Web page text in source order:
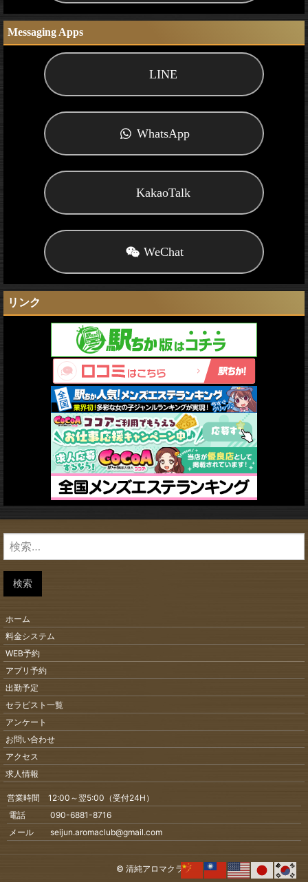
Messaging Apps
LINE
WhatsApp
KakaoTalk
WeChat
リンク
検
索:
検索
ホーム
料金システム
WEB予約
アプリ予約
出勤予定
セラピスト一覧
アンケート
お問い合わせ
アクセス
求人情報
営業時間 12:00～翌5:00（受付24H）
電話 090-6881-8716
メール seijun.aromaclub@gmail.com
© 清純アロマクラブ